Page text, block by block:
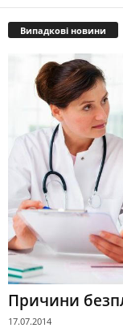
Випадкові новини
Причини
17.07.2014